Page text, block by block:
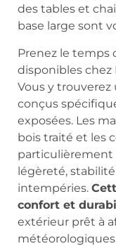
des tables et
base large sont
Prenez le temps
disponibles chez
Vous y
conçus
exposées. Les
bois traité et les
particulièrement
légèreté,
intempéries.
confort et
extérieur prêt à